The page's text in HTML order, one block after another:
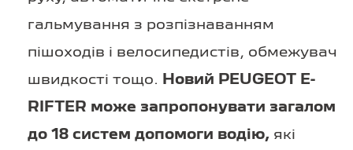
гальмування з розпізнаванням
пішоходів і велосипедистів, обмежувач
швидкості тощо. Новий PEUGEOT E-
RIFTER може запропонувати загалом
до 18 систем допомоги водію, які